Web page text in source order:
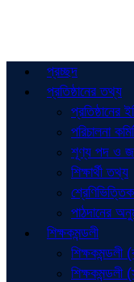
প্রচ্ছদ
প্রতিষ্ঠানের তথ্য
প্রতিষ্ঠানের
পরিচালনা
শূণ্য পদ ও
শিক্ষার্থী তথ্য
পাঠদানের
শিক্ষকমন্ডলী
শিক্ষকমন্ডলী
শিক্ষকমন্ডলী